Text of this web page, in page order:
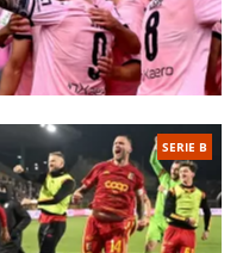
SERIE B